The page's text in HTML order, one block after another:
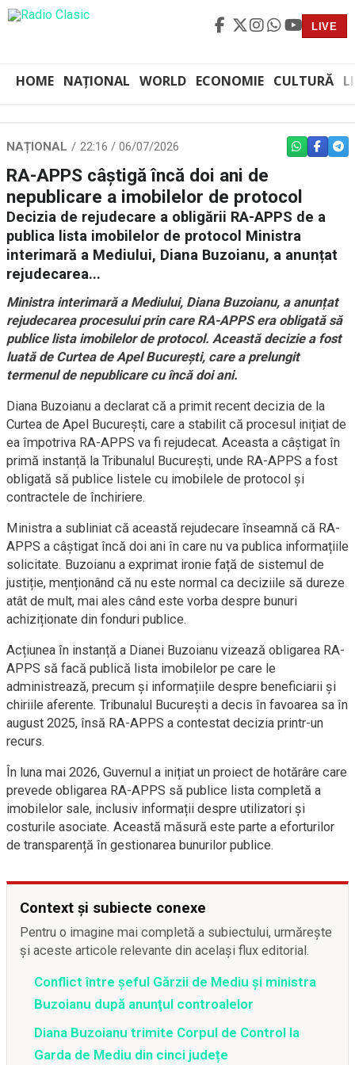
LIVE
HOME NAȚIONAL WORLD ECONOMIE CULTURĂ
NAȚIONAL 22:16 / 06/07/2026 WHATSAPP
RA-APPS câștigă încă doi ani de
nepublicare a imobilelor de protocol
Decizia de rejudecare a obligării RA-APPS de a
publica lista imobilelor de protocol Ministra
interimară a Mediului, Diana Buzoianu, a anunțat
rejudecarea...
Ministra interimară a Mediului, Diana Buzoianu, a anunțat
rejudecarea procesului prin care RA-APPS era obligată să
publice lista imobilelor de protocol. Această decizie a fost
luată de Curtea de Apel București, care a prelungit
termenul de nepublicare cu încă doi ani.
Diana Buzoianu a declarat că a primit recent decizia de la
Curtea de Apel București, care a stabilit că procesul inițiat de
ea împotriva RA-APPS va fi rejudecat. Aceasta a câștigat în
primă instanță la Tribunalul București, unde RA-APPS a fost
obligată să publice listele cu imobilele de protocol și
contractele de închiriere.
Ministra a subliniat că această rejudecare înseamnă că RA-
APPS a câștigat încă doi ani în care nu va publica informațiile
solicitate. Buzoianu a exprimat ironie față de sistemul de
justiție, menționând că nu este normal ca deciziile să dureze
atât de mult, mai ales când este vorba despre bunuri
achiziționate din fonduri publice.
Acțiunea în instanță a Dianei Buzoianu vizează obligarea RA-
APPS să facă publică lista imobilelor pe care le
administrează, precum și informațiile despre beneficiarii și
chiriile aferente. Tribunalul București a decis în favoarea sa în
august 2025, însă RA-APPS a contestat decizia printr-un
recurs.
În luna mai 2026, Guvernul a inițiat un proiect de hotărâre care
prevede obligarea RA-APPS să publice lista completă a
imobilelor sale, inclusiv informații despre utilizatori și
costurile asociate. Această măsură este parte a eforturilor
de transparență în gestionarea bunurilor publice.
Context și subiecte conexe
Pentru o imagine mai completă a subiectului, urmărește
și aceste articole relevante din același flux editorial.
Conflict între şeful Gărzii de Mediu şi ministra
Buzoianu după anunţul controalelor
Diana Buzoianu trimite Corpul de Control la
Garda de Mediu din cinci județe